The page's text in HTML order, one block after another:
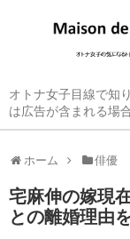
オトナ女子目線で知
は広告が含まれる場
ホーム 俳優
宅麻伸の嫁現
との離婚理由